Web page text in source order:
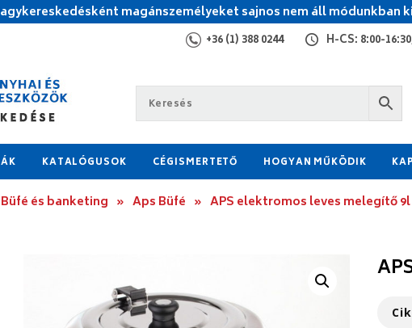
magánszemélyeket sajnos nem áll módunkban
+36 (1) 388 0244 H-CS: 8:00-
KATALÓGUSOK CÉGISMERTETŐ HOGYAN MŰKÖDIK
Büfé és banketing » Aps Büfé » APS elektromos leves melegítő 9l